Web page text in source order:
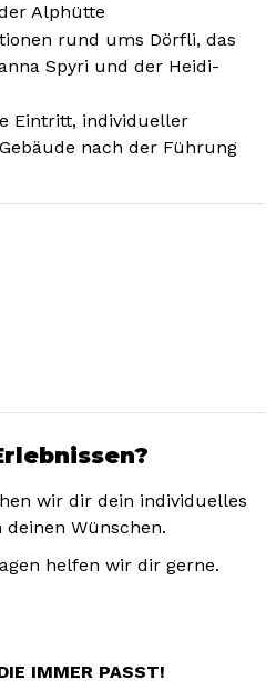
Alphütte
rund ums Dörfli, das
Spyri und der Heidi-
Eintritt, individueller
nach der Führung
wir dir dein individuelles
deinen Wünschen.
helfen wir dir gerne.
IMMER PASST!